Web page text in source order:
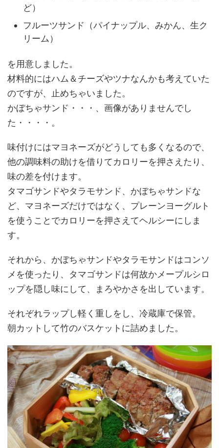
ど）
フルーツサンド（パイナップル、みかん、生ク
リーム）
を用意しました。
材料的にはハム＆チーズやツナなんかも考えていた
のですが、止めちゃいました。
かぼちゃサンド・・・、画像がありませんでし
た・・・・。
味付けにはマヨネーズがどうしても多くなるので、
他の調味料の助けを借りてカロリーを押さえたり、
味の差を付けます。
タマゴサンドやタラモサンド、かぼちゃサンドな
ど、マヨネーズだけではなく、プレーンヨーグルト
を使うことでカロリーを押さえてヘルシーにしま
す。
それから、かぼちゃサンドやタラモサンドはコンソ
メを使ったり、タマゴサンドは何故かメープルシロ
ップを隠し味にして、まろやかさを出しています。
それぞれラップし軽く重しをし、冷蔵庫で保管。
朝カットして竹のバスケットに詰めました。